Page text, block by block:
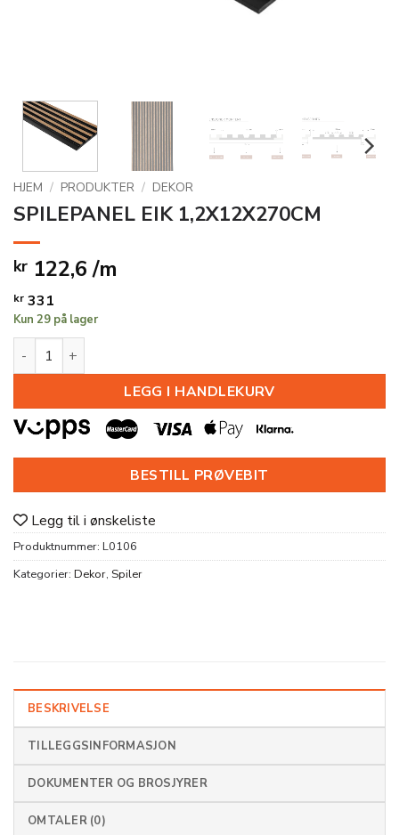
HJEM / PRODUKTER / DEKOR
SPILEPANEL EIK 1,2X12X270CM
kr 122,6 /m
kr 331
Kun 29 på lager
SPILEPANEL EIK 1,2X12X270CM antall
LEGG I HANDLEKURV
BESTILL PRØVEBIT
Legg til i ønskeliste
Produktnummer: L0106
Kategorier: Dekor, Spiler
BESKRIVELSE
TILLEGGSINFORMASJON
DOKUMENTER OG BROSJYRER
OMTALER (0)